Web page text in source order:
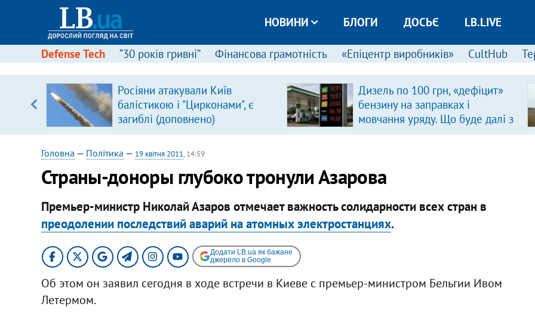
НОВИНИ БЛОГИ ДОСЬЄ LB.LIVE
Defense Tech “30 років гривні” Фінансова грамотність «Епіцентр виробників» CultHub
Росіяни атакували Київ
балістикою і "Цирконами", є
загиблі (доповнено)
Дизель по 100 грн, «дефіцит»
бензину на заправках і
мовчання уряду. Що буде далі з
цінами на пальне?
Головна — Політика — 19 квітня 2011, 14:59
Страны-доноры глубоко тронули Азарова
Премьер-министр Николай Азаров отмечает важность солидарности всех стран в
преодолении последствий аварий на атомных электростанциях.
Додати LB.ua як бажане
джерело в Google
Об этом он заявил сегодня в ходе встречи в Киеве с премьер-министром Бельгии Ивом
Летермом.